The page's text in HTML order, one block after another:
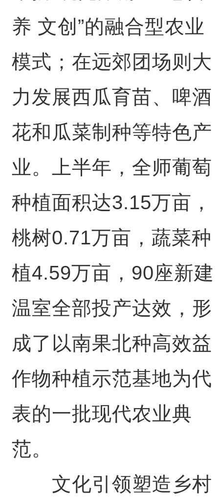
养 文创”的融合型农业
模式；在远郊团场则大
力发展西瓜育苗、啤酒
花和瓜菜制种等特色产
业。上半年，全师葡萄
种植面积达3.15万亩，
桃树0.71万亩，蔬菜种
植4.59万亩，90座新建
温室全部投产达效，形
成了以南果北种高效益
作物种植示范基地为代
表的一批现代农业典
范。
文化引领塑造乡村